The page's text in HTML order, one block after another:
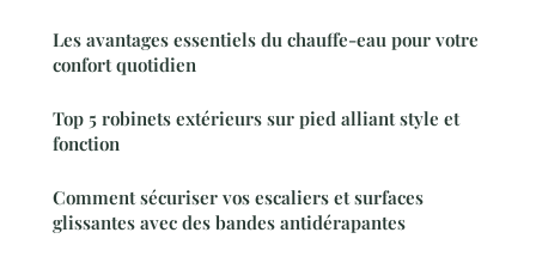
Les avantages essentiels du chauffe-eau pour votre
confort quotidien
Top 5 robinets extérieurs sur pied alliant style et
fonction
Comment sécuriser vos escaliers et surfaces
glissantes avec des bandes antidérapantes